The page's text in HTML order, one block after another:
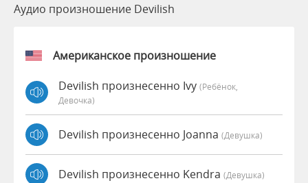
Аудио произношение Devilish
Американское произношение
Devilish произнесенно Ivy (Ребёнок,
Девочка)
Devilish произнесенно Joanna (девушка)
Devilish произнесенно Kendra (девушка)